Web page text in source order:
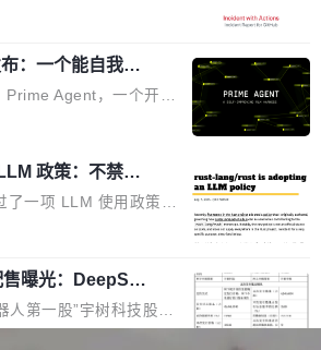
没被那些"邪恶的" Hopp
易修改和适配。 更关
创新与商业增长打开新
鸿蒙智能硬件开发者日
Hardware Develope
动面向智能硬件产业
业专家与资深技术顾
力、设备适配、芯片适
兼容性测评及统一互联
战交流，帮助企业进一
全不可用超过 5 小时，
runner 也因调度层故
code review、C
受影响。从检测到完全
是 2026 年 8 月的第六
Copilot 服务相关。 Git
讨论中贴出了一组数
commit。现在，每周
亿次。GitHub...
：一个能自我改
AGI 3 超越人类
Agent，一个开源
核心设计围绕两个抽
Model（RLM）和 C
AGI 3 基准测试
5 的组合达到了 95.
过了 ARC 报告的人类专
一个 coding agent 包装
市面上大多数 coding
数 agent harness 的设
力—...
政策：不禁
码不是你写的
了一项 LLM 使用政策，
仓库的代码贡献。这不
目前由五个团队采纳，
中关于 AI 辅助贡献最
核心只有一句话：LLM
阅、建议，但不能用来
曝光：DeepSe
定 36 个月
人第一股”宇树科技股份
格及战略配售结果，杭